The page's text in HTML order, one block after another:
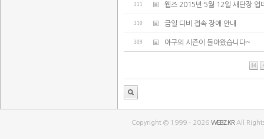
311 웹즈 2015년 5월 12일 새단장 업
310 금일 디비 접속 장애 안내
309 야구의 시즌이 돌아왔습니다~
Copyright © 1999 - 2026WEBZ.KR All